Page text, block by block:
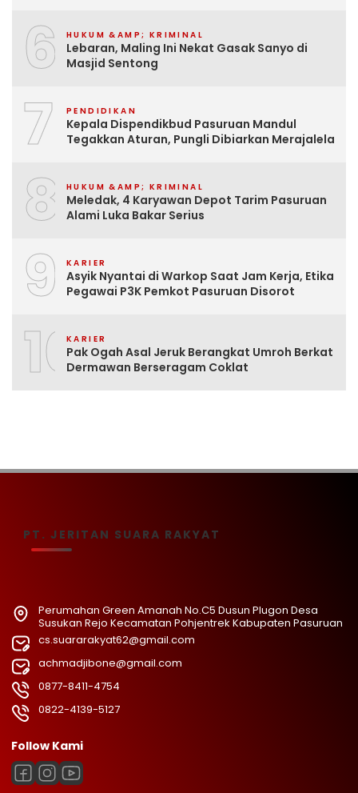
6 HUKUM &AMP; KRIMINAL
Lebaran, Maling Ini Nekat Gasak Sanyo di
Masjid Sentong
7 PENDIDIKAN
Kepala Dispendikbud Pasuruan Mandul
Tegakkan Aturan, Pungli Dibiarkan Merajalela
8 HUKUM &AMP; KRIMINAL
Meledak, 4 Karyawan Depot Tarim Pasuruan
Alami Luka Bakar Serius
9 KARIER
Asyik Nyantai di Warkop Saat Jam Kerja, Etika
Pegawai P3K Pemkot Pasuruan Disorot
10KARIER
Pak Ogah Asal Jeruk Berangkat Umroh Berkat
Dermawan Berseragam Coklat
PT. JERITAN SUARA RAKYAT
Perumahan Green Amanah No.C5 Dusun Plugon Desa
Susukan Rejo Kecamatan Pohjentrek Kabupaten Pasuruan
cs.suararakyat62@gmail.com
achmadjibone@gmail.com
0877-8411-4754
0822-4139-5127
Follow Kami